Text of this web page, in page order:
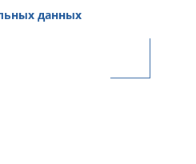
данных